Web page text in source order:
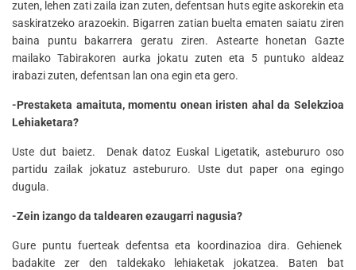
zuten, lehen zati zaila izan zuten, defentsan huts egite askorekin eta
saskiratzeko arazoekin. Bigarren zatian buelta ematen saiatu ziren
baina puntu bakarrera geratu ziren. Astearte honetan Gazte
mailako Tabirakoren aurka jokatu zuten eta 5 puntuko aldeaz
irabazi zuten, defentsan lan ona egin eta gero.
-Prestaketa amaituta, momentu onean iristen ahal da Selekzioa
Lehiaketara?
Uste dut baietz. Denak datoz Euskal Ligetatik, astebururo oso
partidu zailak jokatuz astebururo. Uste dut paper ona egingo
dugula.
-Zein izango da taldearen ezaugarri nagusia?
Gure puntu fuerteak defentsa eta koordinazioa dira. Gehienek
badakite zer den taldekako lehiaketak jokatzea. Baten bat